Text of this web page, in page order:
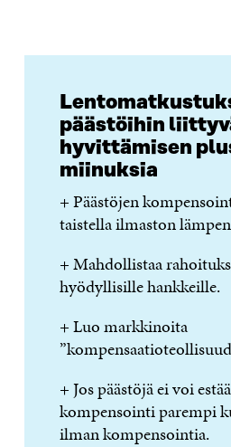
päästöihin
hyvittämisen
miinuksia
+ Päästöjen
taistella ilmaston
+ Mahdollistaa
hyödyllisille hankkeille.
+ Luo markkinoita
+ Jos päästöjä ei voi
kompensointi parempi
ilman kompensointia.